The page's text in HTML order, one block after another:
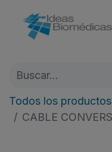
Todos los productos
CABLE